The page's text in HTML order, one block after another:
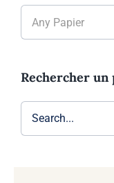
Any Papier
Rechercher